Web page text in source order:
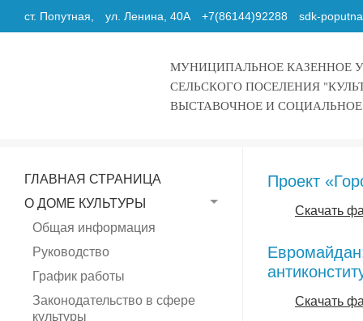
ст. Попутная, ул. Ленина, 40А +7(86144)92288 sdk-
МУНИЦИПАЛЬНОЕ КАЗЕННОЕ
СЕЛЬСКОГО ПОСЕЛЕНИЯ
ВЫСТАВОЧНОЕ И
ГЛАВНАЯ СТРАНИЦА
О ДОМЕ КУЛЬТУРЫ
Общая информация
Руководство
График работы
Законодательство в сфере
культуры
Проект
Скачать
Скачать